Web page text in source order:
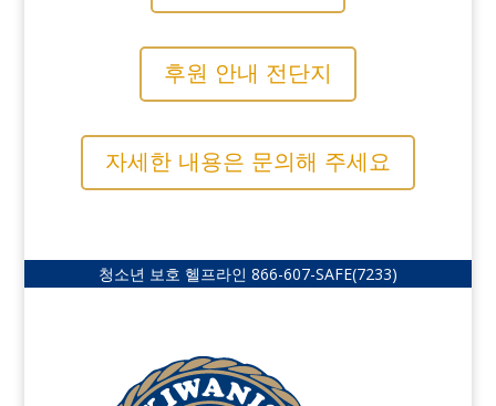
후원 안내 전단지
자세한 내용은 문의해 주세요
청소년 보호 헬프라인 866-607-SAFE(7233)